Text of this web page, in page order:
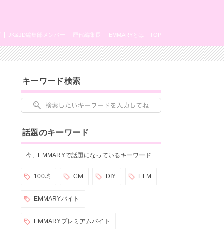
TOP
EMMARYとは
歴代編集長
JK&JD編集部メンバー
キーワード検索
話題のキーワード
今、EMMARYで話題になっているキーワード
100均 CM DIY EFM
EMMARYバイト
EMMARYプレミアムバイト